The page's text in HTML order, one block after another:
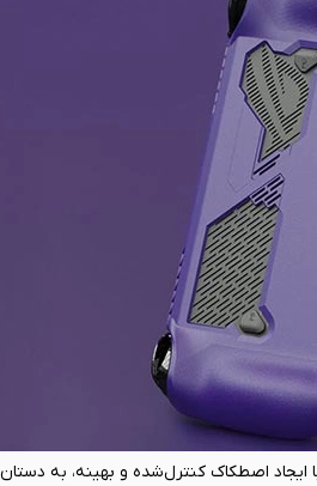
ایجاد اصطکاک کنترل‌شده و بهینه، به